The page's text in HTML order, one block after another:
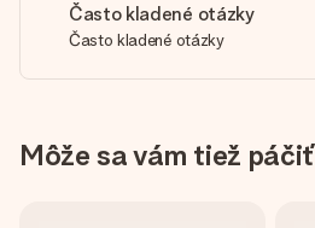
Často kladené otázky
Často kladené otázky
Môže sa vám tiež páčiť